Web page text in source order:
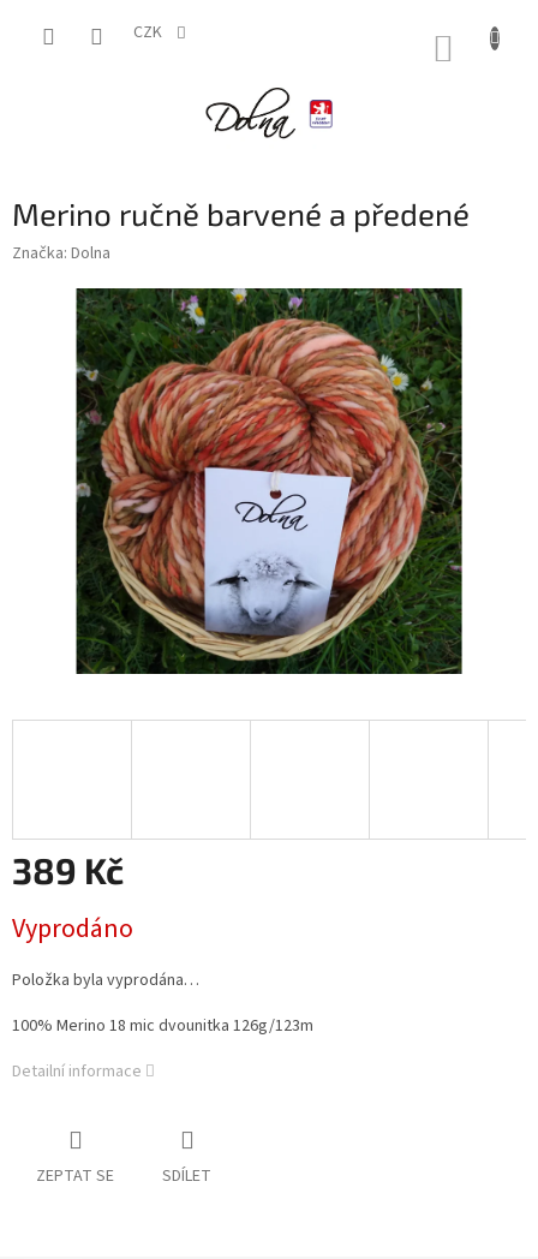
CZK
Merino ručně barvené a předené
Značka: Dolna
389 Kč
cena:
Vyprodáno
Položka byla vyprodána…
100% Merino 18 mic dvounitka 126g/123m
Detailní informace
ZEPTAT SE SDÍLET